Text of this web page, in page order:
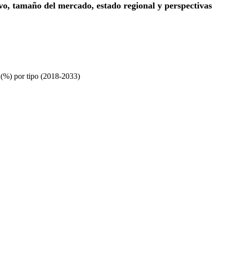
tamaño del mercado, estado regional y perspectivas
por tipo (2018-2033)